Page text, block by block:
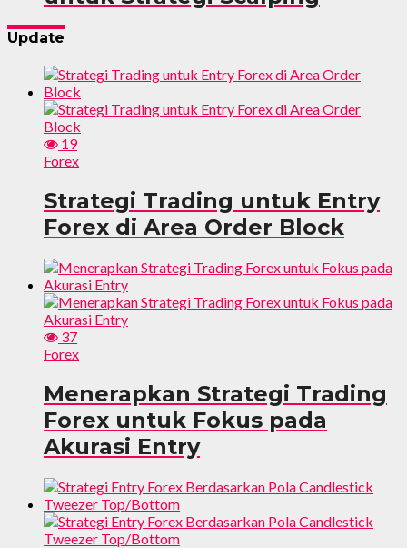
Update
19
Forex
Strategi Trading untuk Entry
Forex di Area Order Block
37
Forex
Menerapkan Strategi Trading
Forex untuk Fokus pada
Akurasi Entry